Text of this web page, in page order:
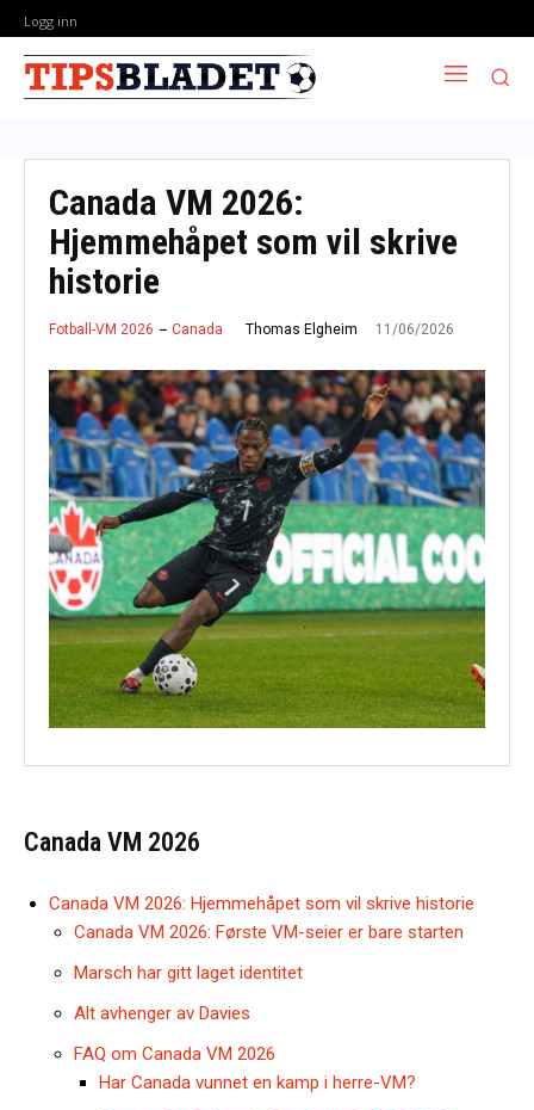
Logg inn
Canada VM 2026:
Hjemmehåpet som vil skrive
historie
Fotball-VM 2026 Canada Thomas Elgheim 11/06/2026
Canada VM 2026
Canada VM 2026: Hjemmehåpet som vil skrive historie
Canada VM 2026: Første VM-seier er bare starten
Marsch har gitt laget identitet
Alt avhenger av Davies
FAQ om Canada VM 2026
Har Canada vunnet en kamp i herre-VM?